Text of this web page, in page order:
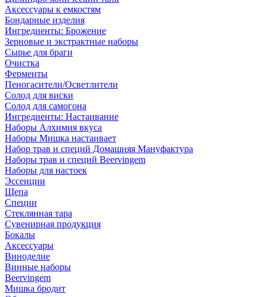
Аксессуары к емкостям
Бондарные изделия
Ингредиенты: Брожение
Зерновые и экстрактные наборы
Сырье для браги
Очистка
Ферменты
Пеногасители/Осветлители
Солод для виски
Солод для самогона
Ингредиенты: Настаивание
Наборы Алхимия вкуса
Наборы Мишка настаивает
Набор трав и специй Домашняя Мануфактура
Наборы трав и специй Beervingem
Наборы для настоек
Эссенции
Щепа
Специи
Стеклянная тара
Сувенирная продукция
Бокалы
Аксессуары
Виноделие
Винные наборы
Beervingem
Мишка бродит